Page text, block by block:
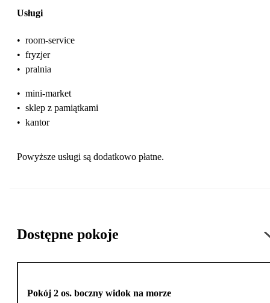
Usługi
• room-service
• fryzjer
• pralnia
• mini-market
• sklep z pamiątkami
• kantor
Powyższe usługi są dodatkowo płatne.
Dostępne pokoje
Pokój 2 os. boczny widok na morze